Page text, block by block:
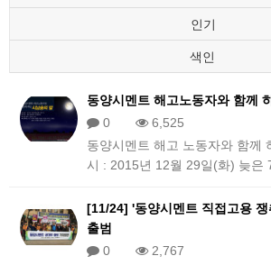
인기
색인
동양시멘트 해고노동자와 함께
0
6,525
동양시멘트 해고 노동자와 함께
시 : 2015년 12월 29일(화) 늦은
[11/24] '동양시멘트 직접고용 쟁
출범
0
2,767